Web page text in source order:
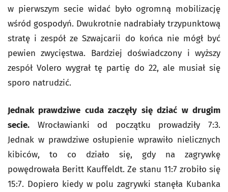
w pierwszym secie widać było ogromną mobilizację
wśród gospodyń. Dwukrotnie nadrabiały trzypunktową
stratę i zespół ze Szwajcarii do końca nie mógł być
pewien zwycięstwa. Bardziej doświadczony i wyższy
zespół Volero wygrał tę partię do 22, ale musiał się
sporo natrudzić.
Jednak prawdziwe cuda zaczęły się dziać w drugim
secie. Wrocławianki od początku prowadziły 7:3.
Jednak w prawdziwe osłupienie wprawiło nielicznych
kibiców, to co działo się, gdy na zagrywkę
powędrowała Beritt Kauffeldt. Ze stanu 11:7 zrobiło się
15:7. Dopiero kiedy w polu zagrywki stanęła Kubanka